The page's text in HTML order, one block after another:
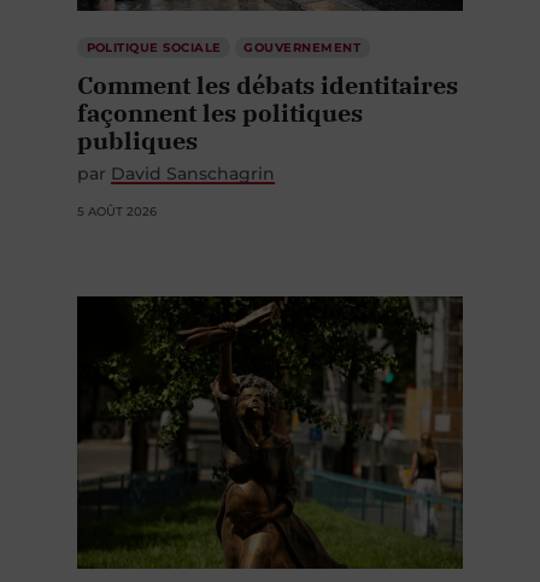
POLITIQUE SOCIALE GOUVERNEMENT
Comment les débats identitaires
façonnent les politiques
publiques
par David Sanschagrin
5 AOÛT 2026